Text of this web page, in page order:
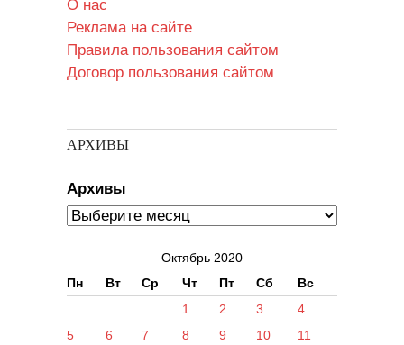
О нас
Реклама на сайте
Правила пользования сайтом
Договор пользования сайтом
АРХИВЫ
Архивы
Октябрь 2020
Пн
Вт Ср Чт Пт Сб Вс
1 2 3
4
5
6 7 8 9 10
11